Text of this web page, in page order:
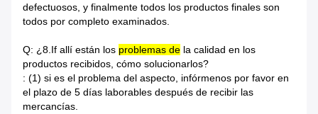
defectuosos, y finalmente todos los productos finales son
todos por completo examinados.
Q: ¿8.If allí están los problemas de la calidad en los
productos recibidos, cómo solucionarlos?
: (1) si es el problema del aspecto, infórmenos por favor en
el plazo de 5 días laborables después de recibir las
mercancías.